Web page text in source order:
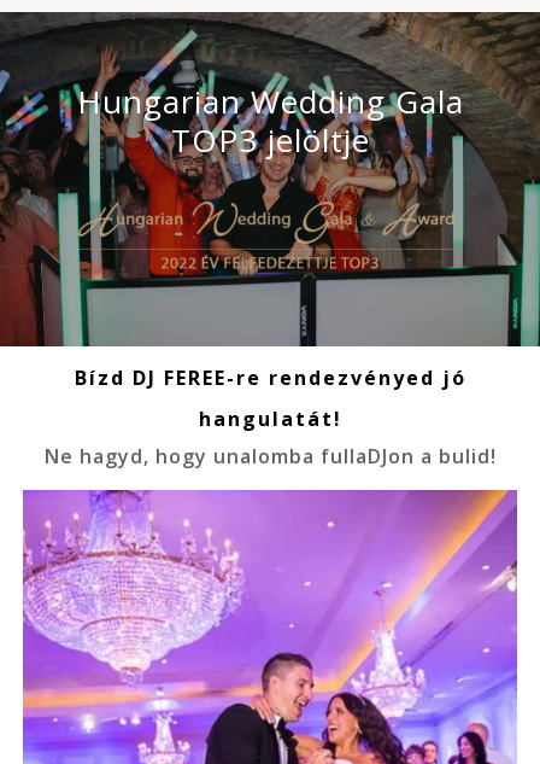
Hungarian Wedding Gala
TOP3 jelöltje
Bízd DJ FEREE-re rendezvényed jó
hangulatát!
Ne hagyd, hogy unalomba fullaDJon a bulid!